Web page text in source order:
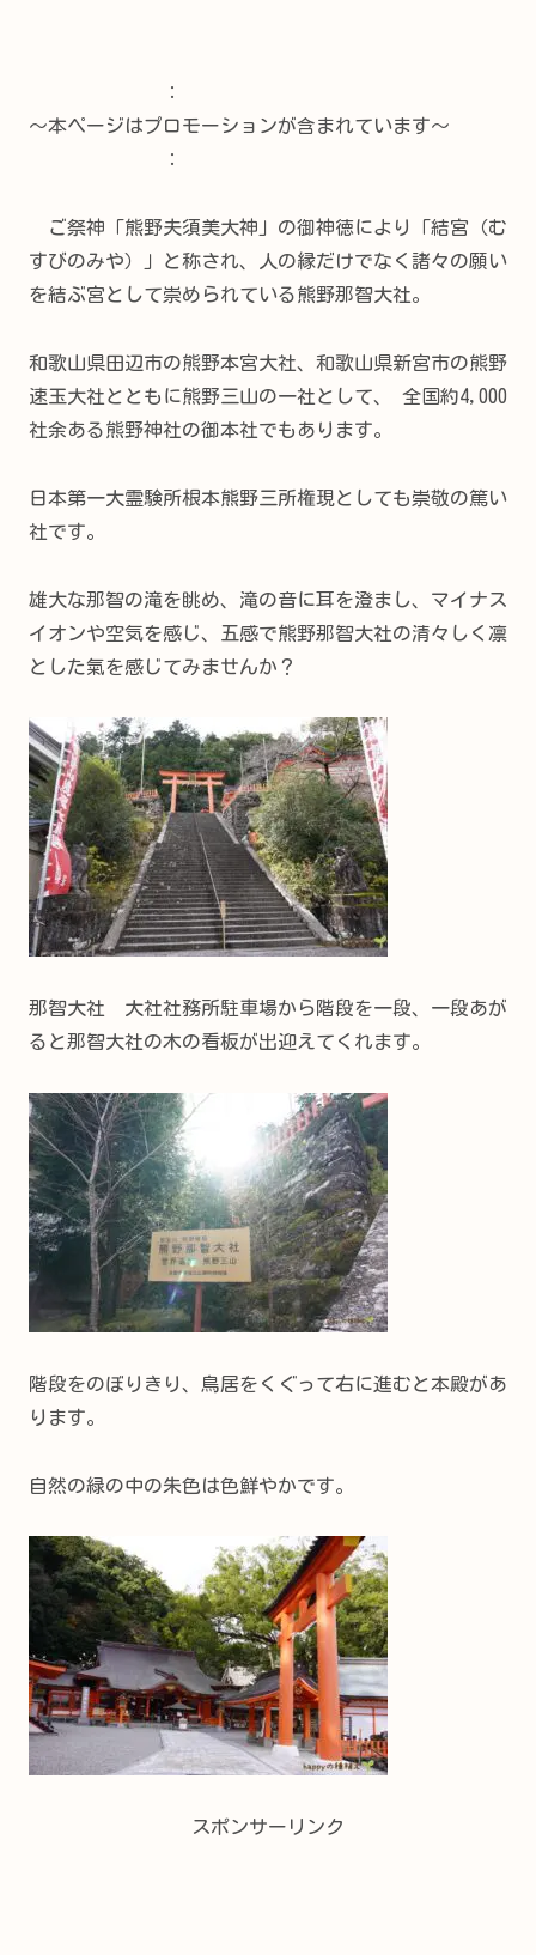
：
～本ページはプロモーションが含まれています～
：
ご祭神「熊野夫須美大神」の御神徳により「結宮（む
すびのみや）」と称され、人の縁だけでなく諸々の願い
を結ぶ宮として崇められている熊野那智大社。
和歌山県田辺市の熊野本宮大社、和歌山県新宮市の熊野
速玉大社とともに熊野三山の一社として、 全国約4,000
社余ある熊野神社の御本社でもあります。
日本第一大霊験所根本熊野三所権現としても崇敬の篤い
社です。
雄大な那智の滝を眺め、滝の音に耳を澄まし、マイナス
イオンや空気を感じ、五感で熊野那智大社の清々しく凛
とした氣を感じてみませんか？
那智大社 大社社務所駐車場から階段を一段、一段あが
ると那智大社の木の看板が出迎えてくれます。
階段をのぼりきり、鳥居をくぐって右に進むと本殿があ
ります。
自然の緑の中の朱色は色鮮やかです。
スポンサーリンク